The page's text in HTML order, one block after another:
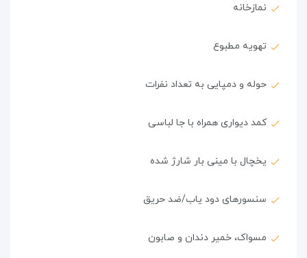
نمازخانه
تهویه مطبوع
حوله و دمپایی به تعداد نفرات
کمد دیواری همراه با جا لباسی
یخچال با مینی بار شارژ شده
سنسورهای دود یاب/ضد حریق
مسواک، خمیر دندان و صابون